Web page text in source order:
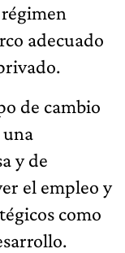
adecuado
de cambio
y de
el empleo y
como